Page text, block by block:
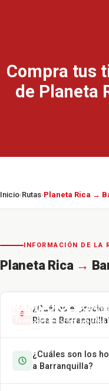
Compra tus
de Planeta
Inicio›Rutas›Planeta Rica →
INFORMACIÓN DE LA
Planeta Rica →
¿Cuál es el precio
Rica a
¿Cuáles son los
a Barranquilla?